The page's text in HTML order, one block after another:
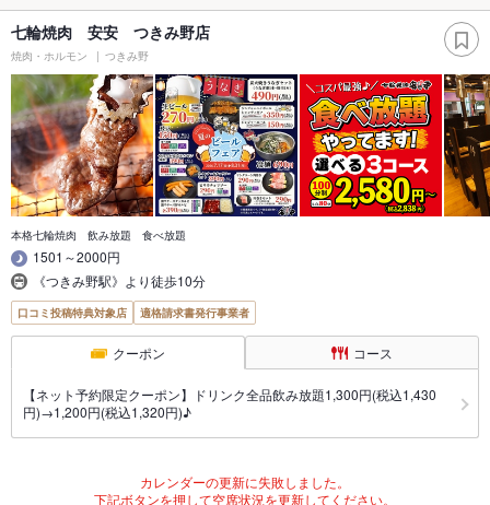
七輪焼肉 安安 つきみ野店
焼肉・ホルモン つきみ野
本格七輪焼肉 飲み放題 食べ放題
1501～2000円
《つきみ野駅》より徒歩10分
口コミ投稿特典対象店 適格請求書発行事業者
クーポン コース
【ネット予約限定クーポン】ドリンク全品飲み放題1,300円(税込1,430
円)→1,200円(税込1,320円)♪
カレンダーの更新に失敗しました。
下記ボタンを押して空席状況を更新してください。